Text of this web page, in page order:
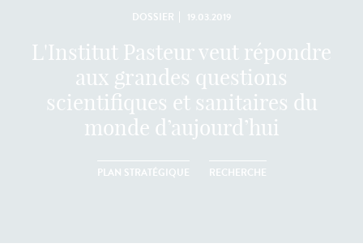
DOSSIER 19.03.2019
L'Institut Pasteur veut répondre
aux grandes questions
scientifiques et sanitaires du
monde d’aujourd’hui
PLAN STRATÉGIQUE RECHERCHE